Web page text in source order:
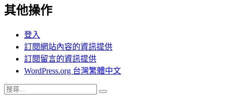
其他操作
登入
訂閱網站內容的資訊提供
訂閱留言的資訊提供
WordPress.org 台灣繁體中文
搜